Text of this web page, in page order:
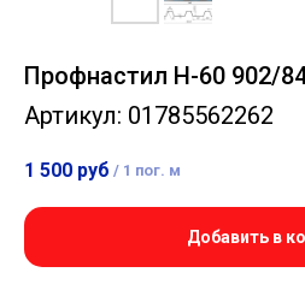
Профнастил Н-60 902/
Артикул: 01785562262
1 500 руб / 1 пог. м
Добавить в